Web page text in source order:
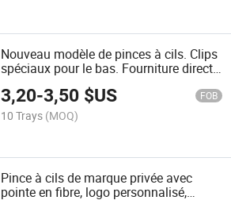
Nouveau modèle de pinces à cils. Clips
spéciaux pour le bas. Fourniture directe
3,20-3,50 $US FOB
10 Trays (MOQ)
Pince à cils de marque privée avec
pointe en fibre, logo personnalisé,